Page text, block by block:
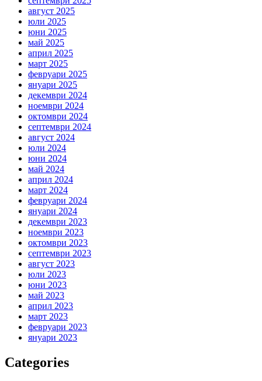
август 2025
юли 2025
юни 2025
май 2025
април 2025
март 2025
февруари 2025
януари 2025
декември 2024
ноември 2024
октомври 2024
септември 2024
август 2024
юли 2024
юни 2024
май 2024
април 2024
март 2024
февруари 2024
януари 2024
декември 2023
ноември 2023
октомври 2023
септември 2023
август 2023
юли 2023
юни 2023
май 2023
април 2023
март 2023
февруари 2023
януари 2023
Categories